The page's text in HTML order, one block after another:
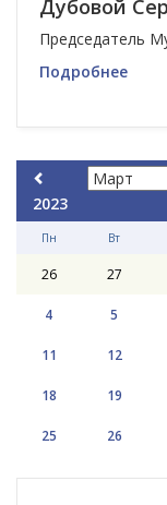
Дубовой
Председатель
Подробнее
2023
Пн Вт
26 27
4 5
11 12
18 19
25 26